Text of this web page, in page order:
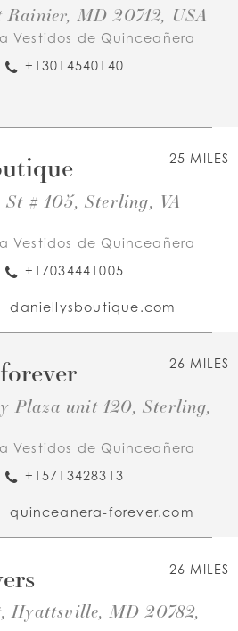
MD 20712, USA
Vestidos de Quinceañera
+13014540140
25 MILES
# 105, Sterling, VA
Vestidos de Quinceañera
+17034441005
daniellysboutique.com
26 MILES
Plaza unit 120, Sterling,
Vestidos de Quinceañera
+15713428313
quinceanera-forever.com
26 MILES
Hyattsville, MD 20782,